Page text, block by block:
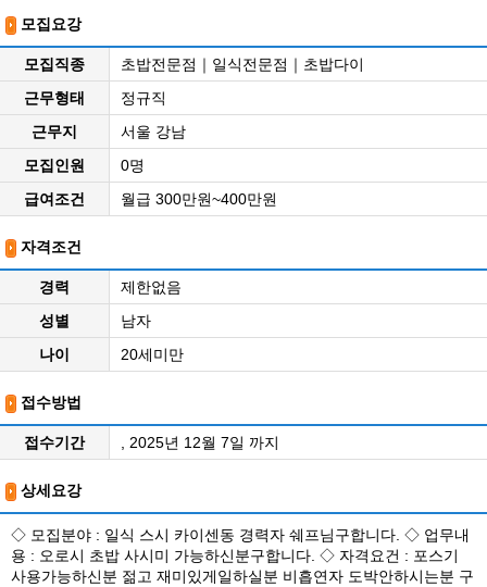
모집요강
모집직종
초밥전문점｜일식전문점｜초밥다이
근무형태
정규직
근무지
서울 강남
모집인원
0명
급여조건
월급 300만원~400만원
자격조건
경력
제한없음
성별
남자
나이
20세미만
접수방법
접수기간 , 2025년 12월 7일 까지
상세요강
◇ 모집분야 : 일식 스시 카이센동 경력자 쉐프님구합니다. ◇ 업무내
용 : 오로시 초밥 사시미 가능하신분구합니다. ◇ 자격요건 : 포스기
사용가능하신분 젊고 재미있게일하실분 비흡연자 도박안하시는분 구